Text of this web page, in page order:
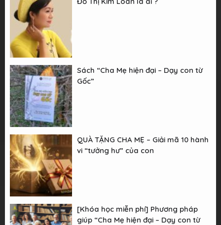
Sách “Cha Mẹ hiện đại – Dạy con từ
Gốc”
QUÀ TẶNG CHA MẸ – Giải mã 10 hành
vi “tưởng hư” của con
[Khóa học miễn phí] Phương pháp
giúp “Cha Mẹ hiện đại – Dạy con từ